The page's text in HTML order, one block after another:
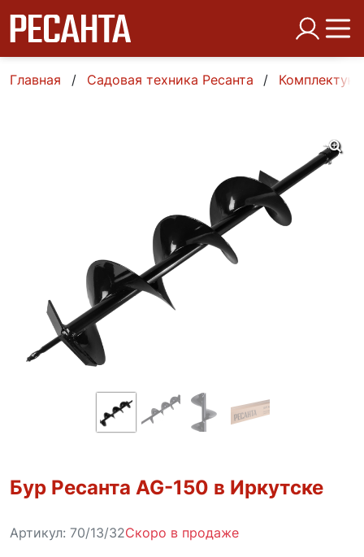
Главная Садовая техника Ресанта
Бур Ресанта AG-150 в Иркутске
Артикул: 70/13/32Скоро в продаже